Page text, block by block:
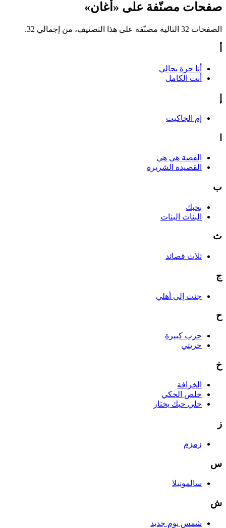
صفحات مصنّفة على «أغان»
الصفحات 32 التالية مصنّفة على هذا التصنيف، من إجمالي 32.
أنا حرة بحالي
أنت الكامل
إم الجاكيت
القصة هي هي
القصيدة الشريرة
ب
بحبك
البنات البنات
ث
ثلاث قصائد
ج
جئت إلى أهلي
ح
حرب كبيرة
حريتي
خ
الخرافة
خلص الحكي
خلي حبك يختار
ز
زمزم
س
سالمونيلا
ش
شمس يوم جديد